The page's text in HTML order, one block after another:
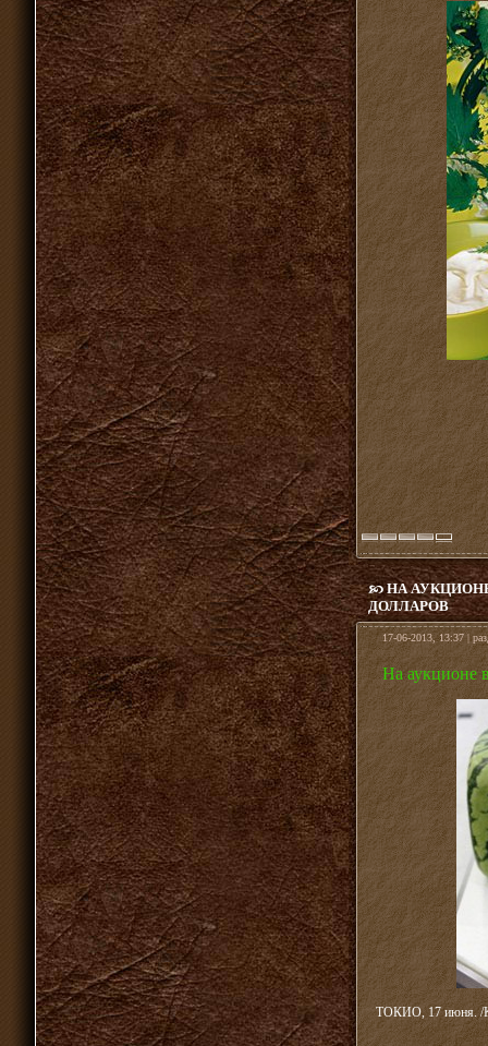
НА
ДОЛЛАРОВ
17-06-2013, 13:37 |
На аукционе
ТОКИО, 17 июня. /